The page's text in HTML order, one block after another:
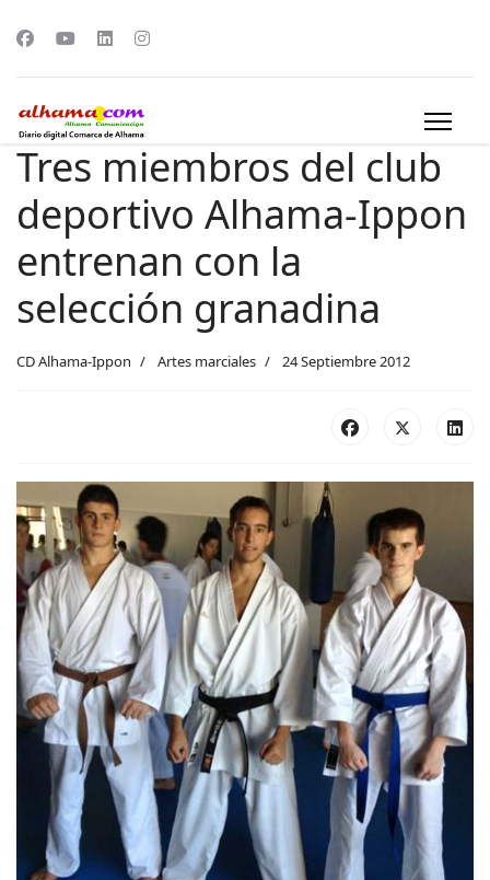
Tres miembros del club
deportivo Alhama-Ippon
entrenan con la
selección granadina
CD Alhama-Ippon Artes marciales 24 Septiembre 2012